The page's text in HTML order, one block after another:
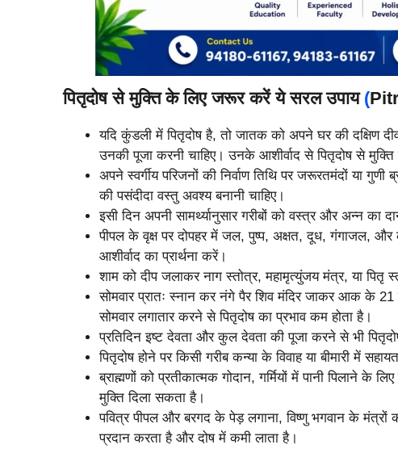
पितृदोष से मुक्ति के लिए जरूर करें ये सरल उपाय (
यदि कुंडली में पितृदोष है, तो जातक को अपने घर की दक्षिण
उनकी पूजा करनी चाहिए। उनके आशीर्वाद से पितृदोष से
अपने स्वर्गीय परिजनों की निर्वाण तिथि पर जरूरतमंदों या
की पसंदीदा वस्तु अवश्य बनानी चाहिए।
इसी दिन अपनी सामर्थ्यानुसार गरीबों को वस्त्र और अन्न का
पीपल के वृक्ष पर दोपहर में जल, पुष्प, अक्षत, दूध, गंगाजल,
आशीर्वाद का प्रार्थना करें।
शाम को दीप जलाकर नाग स्तोत्र, महामृत्युंजय मंत्र, या पितृ
सोमवार प्रातः स्नान कर नंगे पैर शिव मंदिर जाकर आक के
सोमवार लगातार करने से पितृदोष का प्रभाव कम होता है।
प्रतिदिन इष्ट देवता और कुल देवता की पूजा करने से भी
पितृदोष होने पर किसी गरीब कन्या के विवाह या बीमारी में
ब्राह्मणों को प्रतीकात्मक गोदान, गर्मियों में पानी पिलाने के
मुक्ति दिला सकता है।
पवित्र पीपल और बरगद के पेड़ लगाना, विष्णु भगवान के मंत्रों
प्रदान करता है और दोष में कमी लाता है।